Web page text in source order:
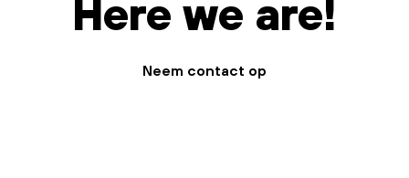
Here we are!
Neem contact op